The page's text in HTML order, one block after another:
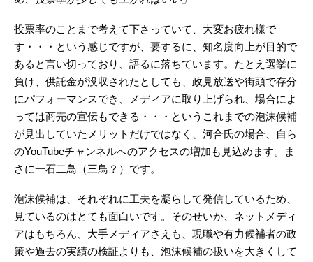
投票率のことまで考えて下さっていて、大変お疲れ様で
す・・・という感じですが、要するに、知名度向上が目的で
あると言い切っており、語るに落ちています。たとえ選挙に
負け、供託金が没収されたとしても、政見放送や街頭で存分
にパフォーマンスでき、メディアに取り上げられ、場合によ
っては商売の宣伝もできる・・・というこれまでの泡沫候補
が見出していたメリットだけではなく、河合氏の場合、自ら
のYouTubeチャンネルへのアクセスの増加も見込めます。ま
さに一石二鳥（三鳥？）です。
泡沫候補は、それぞれに工夫を凝らして発信しているため、
見ているのはとても面白いです。そのせいか、ネットメディ
アはもちろん、大手メディアさえも、現職や有力候補者の政
策や過去の実績の検証よりも、泡沫候補の扱いを大きくして